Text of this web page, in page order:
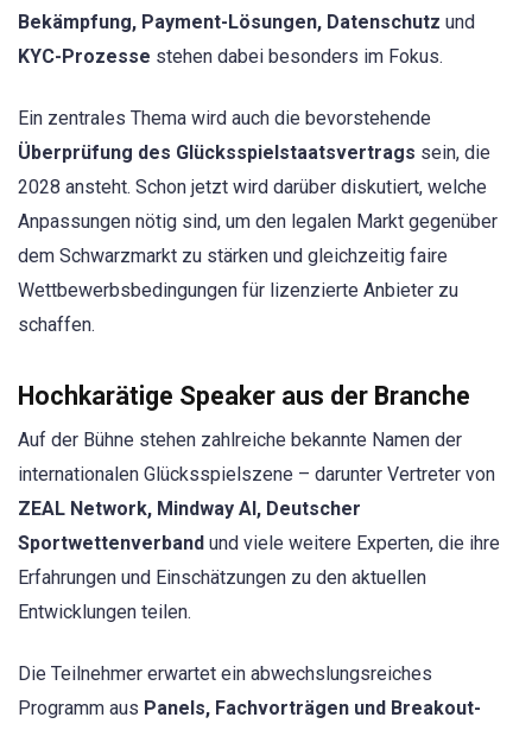
Bekämpfung, Payment-Lösungen, Datenschutz und
KYC-Prozesse stehen dabei besonders im Fokus.
Ein zentrales Thema wird auch die bevorstehende
Überprüfung des Glücksspielstaatsvertrags sein, die
2028 ansteht. Schon jetzt wird darüber diskutiert, welche
Anpassungen nötig sind, um den legalen Markt gegenüber
dem Schwarzmarkt zu stärken und gleichzeitig faire
Wettbewerbsbedingungen für lizenzierte Anbieter zu
schaffen.
Hochkarätige Speaker aus der Branche
Auf der Bühne stehen zahlreiche bekannte Namen der
internationalen Glücksspielszene – darunter Vertreter von
ZEAL Network, Mindway AI, Deutscher
Sportwettenverband und viele weitere Experten, die ihre
Erfahrungen und Einschätzungen zu den aktuellen
Entwicklungen teilen.
Die Teilnehmer erwartet ein abwechslungsreiches
Programm aus Panels, Fachvorträgen und Breakout-